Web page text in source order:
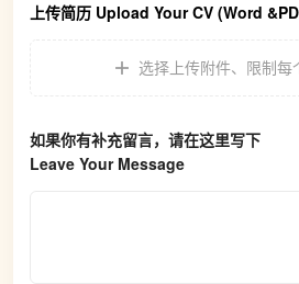
上传简历 Upload Your CV (Word
选择上传附件、 限制每
如果你有补充留言，请在这里写下
Leave Your Message